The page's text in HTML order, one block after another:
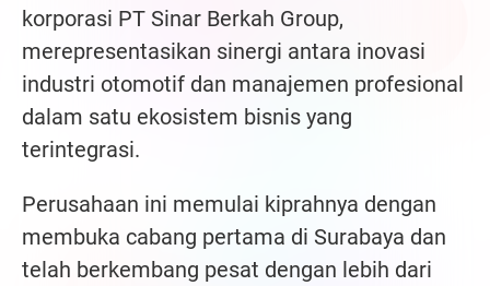
korporasi PT Sinar Berkah Group,
merepresentasikan sinergi antara inovasi
industri otomotif dan manajemen profesional
dalam satu ekosistem bisnis yang
terintegrasi.
Perusahaan ini memulai kiprahnya dengan
membuka cabang pertama di Surabaya dan
telah berkembang pesat dengan lebih dari